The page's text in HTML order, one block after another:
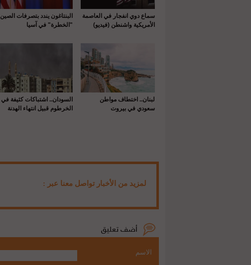
سماع دوي انفجار في العاصمة
الأمريكية واشنطن (فيديو)
البنتاغون يندد بتصرفات الصين
"الخطرة" في آسيا
لبنان.. اختطاف مواطن
سعودي في بيروت
السودان.. اشتباكات كثيفة في
الخرطوم قبيل انتهاء الهدنة
لمزيد من الأخبار تواصل معنا عبر :
الاسم